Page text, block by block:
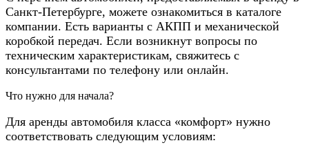
Санкт-Петербурге, можете ознакомиться в каталоге
компании. Есть варианты с АКПП и механической
коробкой передач. Если возникнут вопросы по
техническим характеристикам, свяжитесь с
консультантами по телефону или онлайн.
Что нужно для начала?
Для аренды автомобиля класса «комфорт» нужно
соответствовать следующим условиям: